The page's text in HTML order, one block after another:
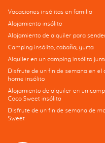
Vacaciones insólitas en familia
Alojamiento insólito
Alojamiento de alquiler para
Camping insólito, cabaña, yurta
Alquiler en un camping insólito
Disfrute de un fin de semana en el
home insólito
Alojamiento de alquiler en un
Coco Sweet insólita
Disfrute de un fin de semana de
Sweet